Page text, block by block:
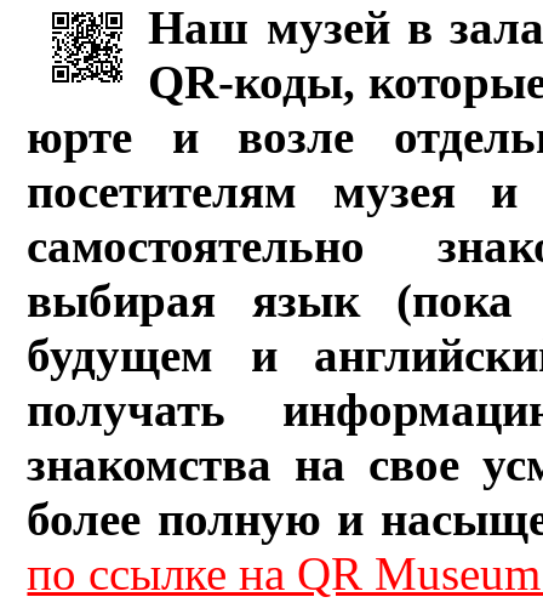
Наш музей в
QR-коды,
юрте и возле
посетителям музея и
самостоятельно
выбирая язык (пока
будущем и
получать
знакомства на свое
более полную и
по ссылке на QR